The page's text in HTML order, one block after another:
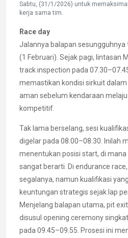
Sabtu, (31/1/2026) untuk
kerja sama tim.
Race day
Jalannya balapan
(1 Februari). Sejak pagi, lintasan
track inspection pada
memastikan kondisi sirkuit
aman sebelum kendaraan
kompetitif.
Tak lama berselang, sesi
digelar pada 08.00–08.30. Inilah
menentukan posisi start, di
sangat berarti. Di endurance
segalanya, namun kualifikasi
keuntungan strategis sejak lap
Menjelang balapan utama, pit
disusul opening ceremony
pada 09.45–09.55. Prosesi ini